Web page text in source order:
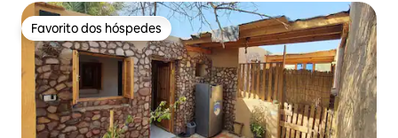
Favorito dos hóspedes
Favorito dos hóspedes